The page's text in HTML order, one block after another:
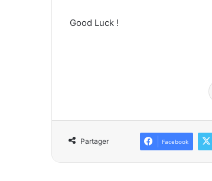
Good Luck !
Partager Facebook